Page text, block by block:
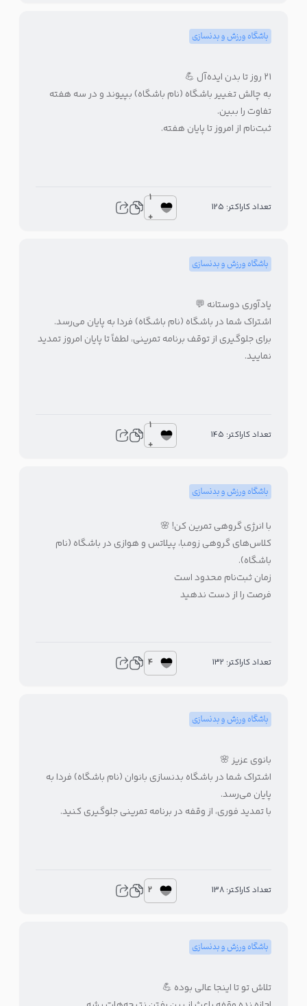
باشگاه ورزش و بدنسازی
۲۱ روز تا بدن ایده‌آل 💪
به چالش تغییر باشگاه (نام باشگاه) بپیوند و در سه هفته
تفاوت را ببین.
ثبت‌نام از امروز تا پایان هفته.
تعداد کاراکتر: 125
1
+
باشگاه ورزش و بدنسازی
یادآوری دوستانه 💬
اشتراک شما در باشگاه (نام باشگاه) فردا به پایان می‌رسد.
برای جلوگیری از توقف برنامه تمرینی، لطفاً تا پایان امروز تمدید
نمایید.
تعداد کاراکتر: 145
1
+
باشگاه ورزش و بدنسازی
با انرژی گروهی تمرین کن! 🌸
کلاس‌های گروهی زومبا، پیلاتس و هوازی در باشگاه (نام
باشگاه).
زمان ثبت‌نام محدود است
فرصت را از دست ندهید
تعداد کاراکتر: 132 4
باشگاه ورزش و بدنسازی
بانوی عزیز 🌸
اشتراک شما در باشگاه بدنسازی بانوان (نام باشگاه) فردا به
پایان می‌رسد.
با تمدید فوری، از وقفه در برنامه تمرینی جلوگیری کنید.
تعداد کاراکتر: 138 2
باشگاه ورزش و بدنسازی
تلاش تو تا اینجا عالی بوده 💪